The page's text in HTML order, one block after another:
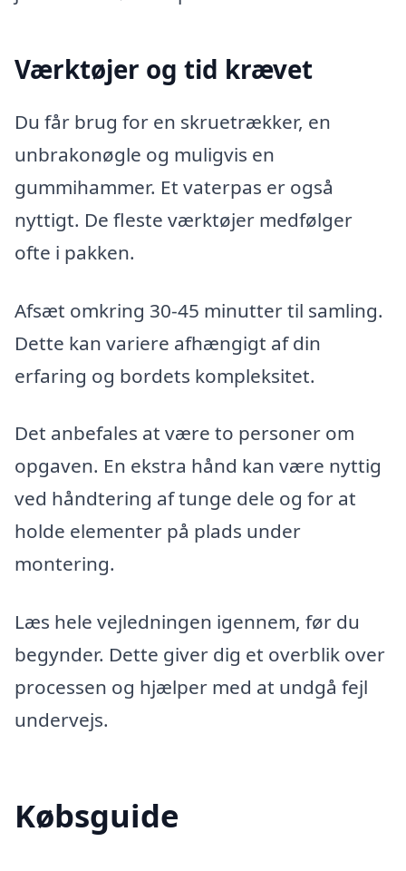
Værktøjer og tid krævet
Du får brug for en skruetrækker, en
unbrakonøgle og muligvis en
gummihammer. Et vaterpas er også
nyttigt. De fleste værktøjer medfølger
ofte i pakken.
Afsæt omkring 30-45 minutter til samling.
Dette kan variere afhængigt af din
erfaring og bordets kompleksitet.
Det anbefales at være to personer om
opgaven. En ekstra hånd kan være nyttig
ved håndtering af tunge dele og for at
holde elementer på plads under
montering.
Læs hele vejledningen igennem, før du
begynder. Dette giver dig et overblik over
processen og hjælper med at undgå fejl
undervejs.
Købsguide